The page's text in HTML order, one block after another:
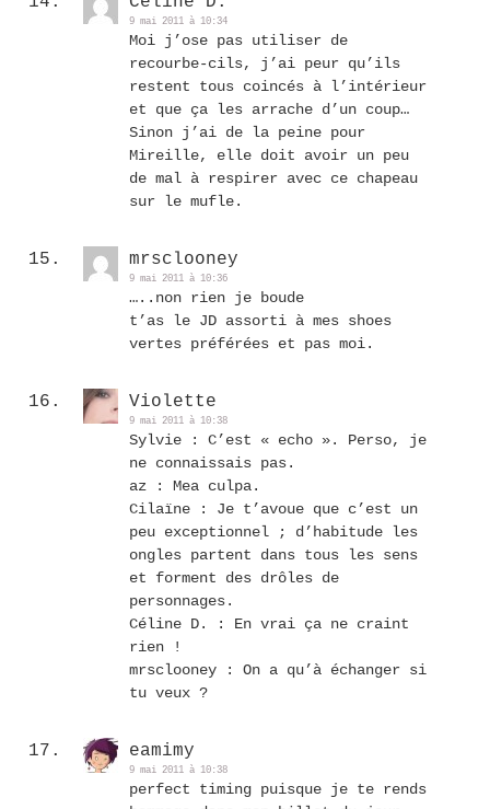
9 mai 2011 à 10:34
Moi j’ose pas utiliser de
recourbe-cils, j’ai peur qu’ils
restent tous coincés à l’intérieur
et que ça les arrache d’un coup…
Sinon j’ai de la peine pour
Mireille, elle doit avoir un peu
de mal à respirer avec ce chapeau
sur le mufle.
mrsclooney
9 mai 2011 à 10:36
…..non rien je boude
t’as le JD assorti à mes shoes
vertes préférées et pas moi.
Violette
9 mai 2011 à 10:38
Sylvie : C’est « echo ». Perso, je
ne connaissais pas.
az : Mea culpa.
Cilaïne : Je t’avoue que c’est un
peu exceptionnel ; d’habitude les
ongles partent dans tous les sens
et forment des drôles de
personnages.
Céline D. : En vrai ça ne craint
rien !
mrsclooney : On a qu’à échanger si
tu veux ?
eamimy
9 mai 2011 à 10:38
perfect timing puisque je te rends